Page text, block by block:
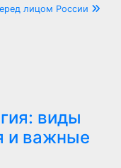
лицом России
виды
и важные